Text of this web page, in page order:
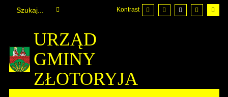
Kontrast
URZĄD
GMINY
ZŁOTORYJA